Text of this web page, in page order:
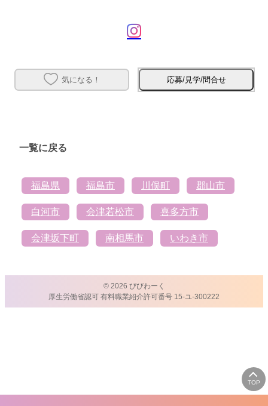
気になる！ 応募/見学/問合せ
一覧に戻る
福島県 福島市 川俣町 郡山市
白河市 会津若松市 喜多方市
会津坂下町 南相馬市 いわき市
© 2026 びびわーく
厚生労働省認可 有料職業紹介許可番号 15-ユ-300222
TOP